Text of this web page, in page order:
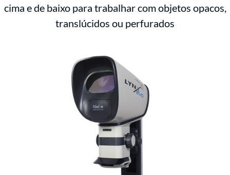
cima e de baixo para trabalhar com objetos opacos,
translúcidos ou perfurados